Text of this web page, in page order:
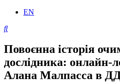
EN
Повоєнна історія
дослідника: онлайн-
Алана Малпасса в